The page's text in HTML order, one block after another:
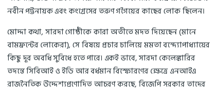
নবীন পট্টনায়ক এবং কংগ্রেসের তরুণ গগৈয়ের কাছের লোক ছিলেন।
মোদ্দা কথা, সারদা গোষ্ঠীকে কারা অতীতে মদত দিয়েছেন (মানে
বামফ্রন্টের লোকেরা), সে বিষয়ে প্রচার চালিয়ে মমতা বন্দ্যোপাধ্যায়ের
কিছু দূর অবধি সুবিধে হতে পারে। একই ভাবে, সারদা কেলেঙ্কারির
তদন্তে সিবিআই ও ইডি আর বর্ধমান বিস্ফোরণের ক্ষেত্রে এনআইএ
রাজনৈতিক উদ্দেশ্যপ্রণোদিত আচরণ করছে, বিজেপি সরকার তাদের